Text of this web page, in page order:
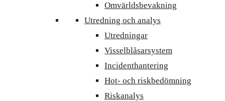
Omvärldsbevakning
Utredning och analys
Utredningar
Visselblåsarsystem
Incidenthantering
Hot- och riskbedömning
Riskanalys